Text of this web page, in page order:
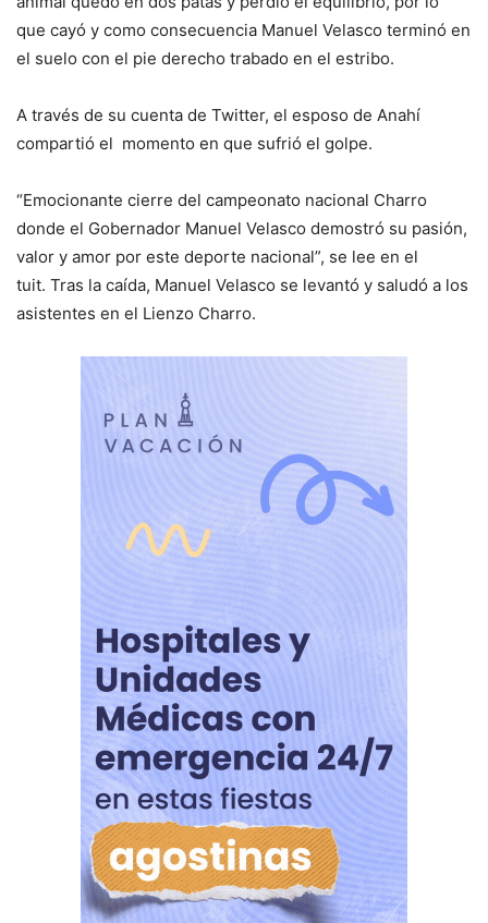
que cayó y como consecuencia Manuel Velasco terminó en
el suelo con el pie derecho trabado en el estribo.
A través de su cuenta de Twitter, el esposo de Anahí
compartió el momento en que sufrió el golpe.
“Emocionante cierre del campeonato nacional Charro
donde el Gobernador Manuel Velasco demostró su pasión,
valor y amor por este deporte nacional”, se lee en el
tuit. Tras la caída, Manuel Velasco se levantó y saludó a los
asistentes en el Lienzo Charro.